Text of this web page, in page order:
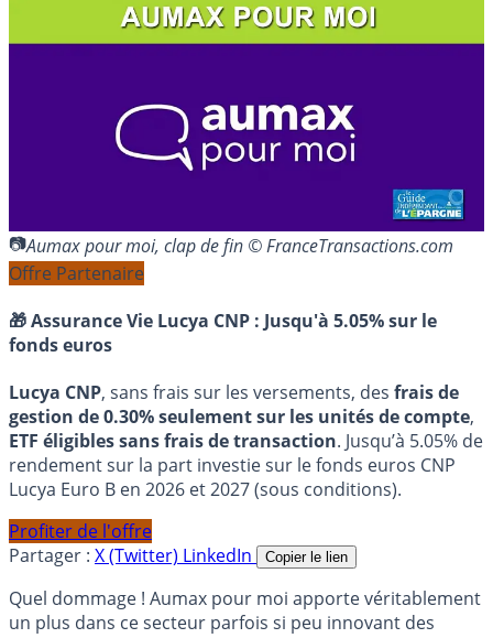
Aumax pour moi, clap de fin © FranceTransactions.com
Offre Partenaire
🎁 Assurance Vie Lucya CNP : Jusqu'à 5.05% sur le
fonds euros
Lucya CNP, sans frais sur les versements, des frais de
gestion de 0.30% seulement sur les unités de compte,
ETF éligibles sans frais de transaction. Jusqu’à 5.05% de
rendement sur la part investie sur le fonds euros CNP
Lucya Euro B en 2026 et 2027 (sous conditions).
Profiter de l'offre
Partager : X (Twitter) LinkedIn Copier le lien
Quel dommage ! Aumax pour moi apporte véritablement
un plus dans ce secteur parfois si peu innovant des